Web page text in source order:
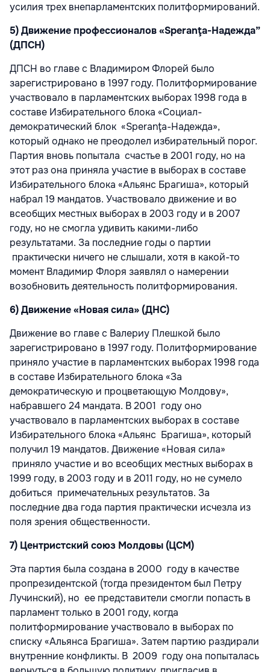
усилия трех внепарламентских политформирований.
5) Движение профессионалов «Speranţa-Надежда”
(ДПСН)
ДПСН во главе с Владимиром Флорей было
зарегистрировано в 1997 году. Политформирование
участвовало в парламентских выборах 1998 года в
составе Избирательного блока «Социал-
демократический блок «Speranţa-Надежда»,
который однако не преодолел избирательный порог.
Партия вновь попытала счастье в 2001 году, но на
этот раз она приняла участие в выборах в составе
Избирательного блока «Альянс Брагиша», который
набрал 19 мандатов. Участвовало движение и во
всеобщих местных выборах в 2003 году и в 2007
году, но не смогла удивить какими-либо
результатами. За последние годы о партии
практически ничего не слышали, хотя в какой-то
момент Владимир Флоря заявлял о намерении
возобновить деятельность политформирования.
6) Движение «Новая сила» (ДНС)
Движение во главе с Валериу Плешкой было
зарегистрировано в 1997 году. Политформирование
приняло участие в парламентских выборах 1998 года
в составе Избирательного блока «За
демократическую и процветающую Молдову»,
набравшего 24 мандата. В 2001 году оно
участвовало в парламентских выборах в составе
Избирательного блока «Альянс Брагиша», который
получил 19 мандатов. Движение «Новая сила»
приняло участие и во всеобщих местных выборах в
1999 году, в 2003 году и в 2011 году, но не сумело
добиться примечательных результатов. За
последние два года партия практически исчезла из
поля зрения общественности.
7) Центристский союз Молдовы (ЦСМ)
Эта партия была создана в 2000 году в качестве
пропрезидентской (тогда президентом был Петру
Лучинский), но ее представители смогли попасть в
парламент только в 2001 году, когда
политформирование участвовало в выборах по
списку «Альянса Брагиша». Затем партию раздирали
внутренние конфликты. В 2009 году она попыталась